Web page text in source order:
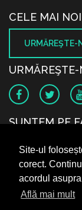
Site-ul
corect.
acordul
Află mai mult
CELE MAI
URMĂREŞTE-
URMĂREŞTE-
SUNTEM PE